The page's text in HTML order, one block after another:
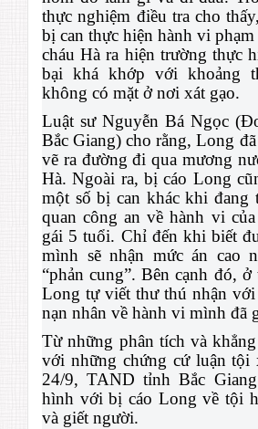
thực nghiệm điều tra cho
bị can thực hiện hành vi
cháu Hà ra hiện trường thực
bại khá khớp với khoảng
không có mặt ở nơi xát gạo.
Luật sư Nguyễn Bá Ngọc
Bắc Giang) cho rằng, Long
vẽ ra đường đi qua mương
Hà. Ngoài ra, bị cáo Long
một số bị can khác khi đang
quan công an về hành vi
gái 5 tuổi. Chỉ đến khi biết
mình sẽ nhận mức án cao
“phản cung”. Bên cạnh đó,
Long tự viết thư thú nhận với
nạn nhân về hành vi mình đã
Từ những phân tích và
với những chứng cứ luận tội
24/9, TAND tỉnh Bắc
hình với bị cáo Long về tội
và giết người.